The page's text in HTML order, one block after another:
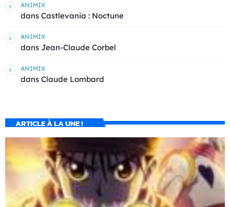
ANIMIX
dans Castlevania : Noctune
ANIMIX
dans Jean-Claude Corbel
ANIMIX
dans Claude Lombard
ARTICLE À LA UNE !